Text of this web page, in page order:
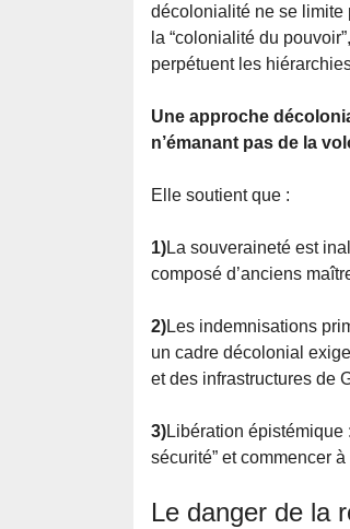
décolonialité ne se limite
la “colonialité du
perpétuent les
Une approche
n’émanant pas de la
Elle soutient que :
1)La souveraineté est
composé d’anciens
2)Les indemnisations
un cadre décolonial
et des infrastructures de
3)Libération épistémique
sécurité” et commencer
Le danger de la